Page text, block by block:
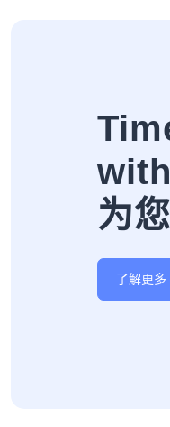
为
了解更多